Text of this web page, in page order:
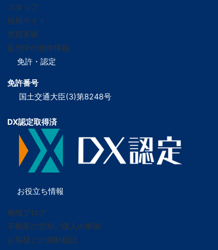
スタッフ
採用サイト
売買実績
販売中の物件情報
免許・認定
免許番号
国土交通大臣(3)第8248号
DX認定取得済
お役立ち情報
地域ブログ
不動産の売却／購入の事例
お客様との感動秘話